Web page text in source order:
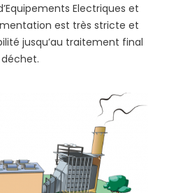
Electriques et
est très stricte et
jusqu’au traitement final